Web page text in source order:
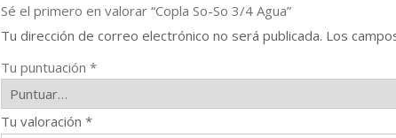
Sé el primero en valorar “Copla So-So 3/4 Agua”
Tu dirección de correo electrónico no será publicada. Los
Tu puntuación *
Tu valoración *